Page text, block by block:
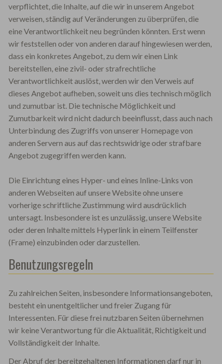
verpflichtet, die Inhalte, auf die wir in unserem Angebot
verweisen, ständig auf Veränderungen zu überprüfen, die
eine Verantwortlichkeit neu begründen könnten. Erst wenn
wir feststellen oder von anderen darauf hingewiesen werden,
dass ein konkretes Angebot, zu dem wir einen Link
bereitstellen, eine zivil- oder strafrechtliche
Verantwortlichkeit auslöst, werden wir den Verweis auf
dieses Angebot aufheben, soweit uns dies technisch möglich
und zumutbar ist. Die technische Möglichkeit und
Zumutbarkeit wird nicht dadurch beeinflusst, dass auch nach
Unterbindung des Zugriffs von unserer Homepage von
anderen Servern aus auf das rechtswidrige oder strafbare
Angebot zugegriffen werden kann.
Die Einrichtung eines Hyper- und eines Inline-Links von
anderen Webseiten auf unsere Website ohne unsere
vorherige schriftliche Zustimmung wird ausdrücklich
untersagt. Insbesondere ist es unzulässig, unsere Website
oder deren Inhalte mittels Hyperlink in einem Teilfenster
(Frame) einzubinden oder darzustellen.
Benutzungsregeln
Zu zahlreichen Seiten, insbesondere Informationsangeboten,
besteht ein unentgeltlicher und freier Zugang für
Interessenten. Für diese frei nutzbaren Seiten übernehmen
wir keine Verantwortung für die Aktualität, Richtigkeit und
Vollständigkeit der Inhalte.
Der Abruf der bereitgehaltenen Informationen darf nur in